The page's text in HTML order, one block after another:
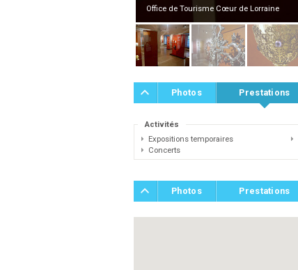
Office de Tourisme Cœur de Lorraine
Photos Prestations
Activités
Expositions temporaires
Concerts
Photos Prestations